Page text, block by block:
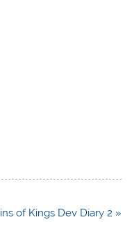
of Kings Dev Diary 2 »